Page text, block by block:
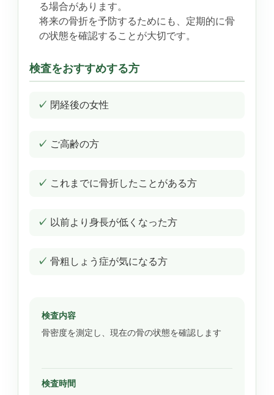
る場合があります。
将来の骨折を予防するためにも、定期的に骨
の状態を確認することが大切です。
検査をおすすめする方
閉経後の女性
ご高齢の方
これまでに骨折したことがある方
以前より身長が低くなった方
骨粗しょう症が気になる方
検査内容
骨密度を測定し、現在の骨の状態を確認します
検査時間